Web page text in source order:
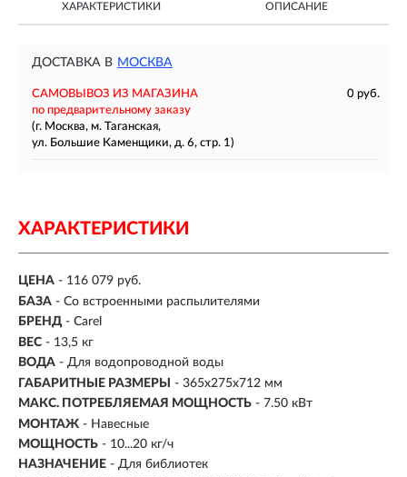
ХАРАКТЕРИСТИКИ ОПИСАНИЕ
ДОСТАВКА В МОСКВА
САМОВЫВОЗ ИЗ МАГАЗИНА
0 руб.
по предварительному заказу
(г. Москва, м. Таганская,
ул. Большие Каменщики, д. 6, стр. 1)
ХАРАКТЕРИСТИКИ
ЦЕНА - 116 079 руб.
БАЗА - Со встроенными распылителями
БРЕНД - Carel
ВЕС - 13,5 кг
ВОДА - Для водопроводной воды
ГАБАРИТНЫЕ РАЗМЕРЫ
- 365x275x712 мм
МАКС. ПОТРЕБЛЯЕМАЯ МОЩНОСТЬ - 7.50 кВт
МОНТАЖ - Навесные
МОЩНОСТЬ - 10...20 кг/ч
НАЗНАЧЕНИЕ - Для библиотек